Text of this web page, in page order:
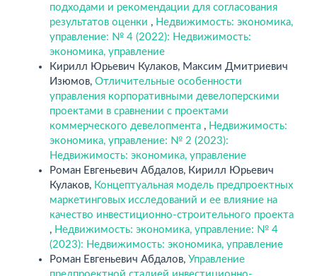
подходами и рекомендации для согласования
результатов оценки , Недвижимость: экономика,
управление: № 4 (2022): Недвижимость:
экономика, управление
Кирилл Юрьевич Кулаков, Максим Дмитриевич
Изюмов, Отличительные особенности
управления корпоративными девелоперскими
проектами в сравнении с проектами
коммерческого девелопмента , Недвижимость:
экономика, управление: № 2 (2023):
Недвижимость: экономика, управление
Роман Евгеньевич Абдалов, Кирилл Юрьевич
Кулаков, Концептуальная модель предпроектных
маркетинговых исследований и ее влияние на
качество инвестиционно-строительного проекта
, Недвижимость: экономика, управление: № 4
(2023): Недвижимость: экономика, управление
Роман Евгеньевич Абдалов, Управление
предпроектной стадией инвестиционно-